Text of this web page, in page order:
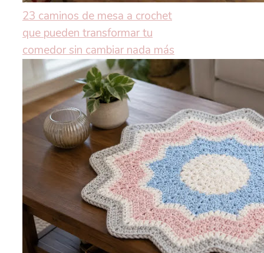
23 caminos de mesa a crochet
que pueden transformar tu
comedor sin cambiar nada más